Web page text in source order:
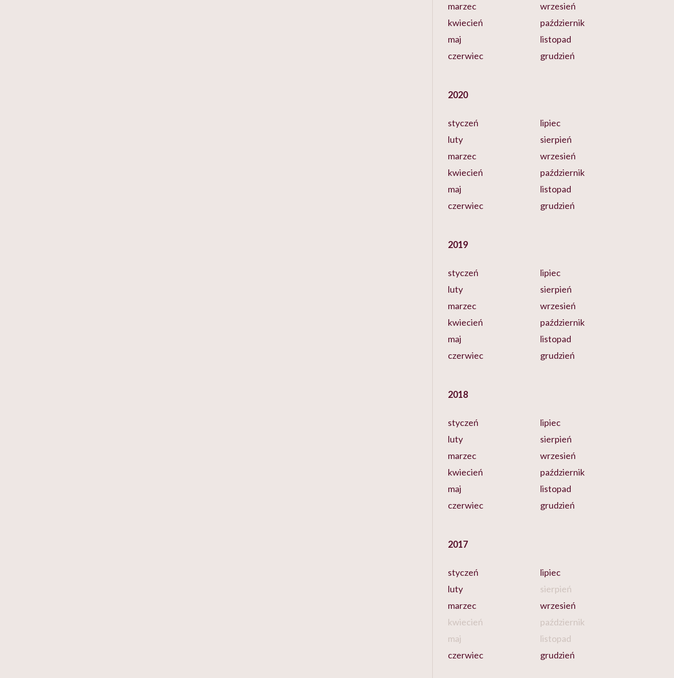
marzec
kwiecień
maj
czerwiec
wrzesień
październik
listopad
grudzień
2020
styczeń
luty
marzec
kwiecień
maj
czerwiec
lipiec
sierpień
wrzesień
październik
listopad
grudzień
2019
styczeń
luty
marzec
kwiecień
maj
czerwiec
lipiec
sierpień
wrzesień
październik
listopad
grudzień
2018
styczeń
luty
marzec
kwiecień
maj
czerwiec
lipiec
sierpień
wrzesień
październik
listopad
grudzień
2017
styczeń
luty
marzec
kwiecień
maj
czerwiec
lipiec
sierpień
wrzesień
październik
listopad
grudzień